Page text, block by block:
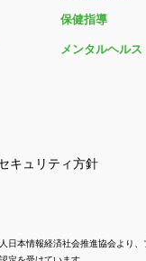
保健指導
メンタルヘルス
キュリティ方針
日本情報経済社会推進協会より、